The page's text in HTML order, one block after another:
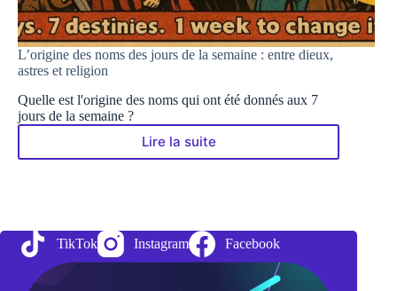
L’origine des noms des jours de la semaine : entre dieux,
astres et religion
Quelle est l'origine des noms qui ont été donnés aux 7
jours de la semaine ?
Lire la suite
L’origine
de
la
semaine
TikTok Instagram Facebook